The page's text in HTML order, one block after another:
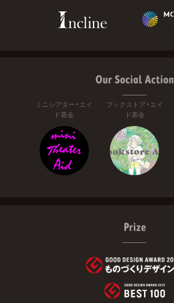
Our Social Action
ミニシアター・エイ
ド基金
ブックストア・エイ
ド基金
Prize